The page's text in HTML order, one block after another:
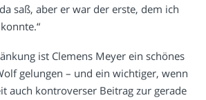
saß, aber er war der erste, dem ich
ist Clemens Meyer ein schönes
gelungen – und ein wichtiger, wenn
auch kontroverser Beitrag zur gerade